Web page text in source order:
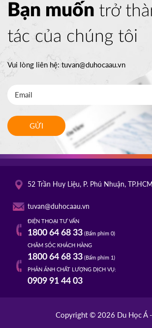
Bạn muốn trở
tác của chúng tôi
Vui lòng liên hệ:tuvan@duhocaau.vn
GỬI
52 Trần Huy Liệu, P. Phú Nhuận, TP.HCM
tuvan@duhocaau.vn
ĐIỆN THOẠI TƯ VẤN
1800 64 68 33(Bấm phím 0)
CHĂM SÓC KHÁCH HÀNG
1800 64 68 33(Bấm phím 1)
PHẢN ÁNH CHẤT LƯỢNG DỊCH VỤ:
0909 91 44 03
Copyright © 2026 Du Học Á